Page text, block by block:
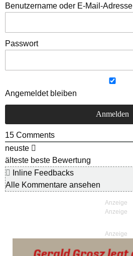
Benutzername oder E-Mail-Adresse
Passwort
Angemeldet bleiben
15 Comments
neuste
älteste beste Bewertung
Inline Feedbacks
Alle Kommentare ansehen
Anzeige